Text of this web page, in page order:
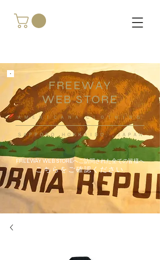
FREEWAY
WEB STORE
​ＡＭＥＲＩＣＡＮＡ ＣＬＯＴＨＩＮＧ
ＳＡＰＰＯＲＯ ＨＯＫＫＡＩＤＯ ，ＪＡＰＡＮ
FREEWAY WEB STOREへご訪問された全ての皆様へ
こちらをご確認ください